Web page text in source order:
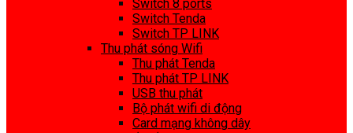
Switch 8 ports
Switch Tenda
Switch TP LINK
Thu phát sóng Wifi
Thu phát Tenda
Thu phát TP LINK
USB thu phát
Bộ phát wifi di động
Card mạng không dây